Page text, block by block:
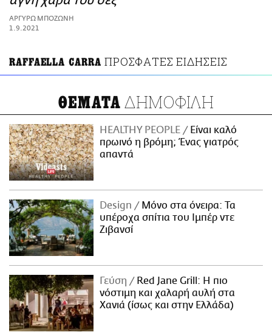
ΑΜΠΑ
PRINT
ΑΡΓΥΡΩ ΜΠΟΖΩΝΗ
1.9.2021
RAFFAELLA CARRA ΠΡΟΣΦΑΤΕΣ ΕΙΔΗΣΕΙΣ
ΘΕΜΑΤΑ ΔΗΜΟΦΙΛΗ
HEALTHY PEOPLE
Είναι καλό
πρωινό η βρόμη; Ένας γιατρός
απαντά
Design
Μόνο στα όνειρα: Τα
υπέροχα σπίτια του Ιμπέρ ντε
Ζιβανσί
Γεύση
Red Jane Grill: Η πιο
νόστιμη και χαλαρή αυλή στα
Χανιά (ίσως και στην Ελλάδα)